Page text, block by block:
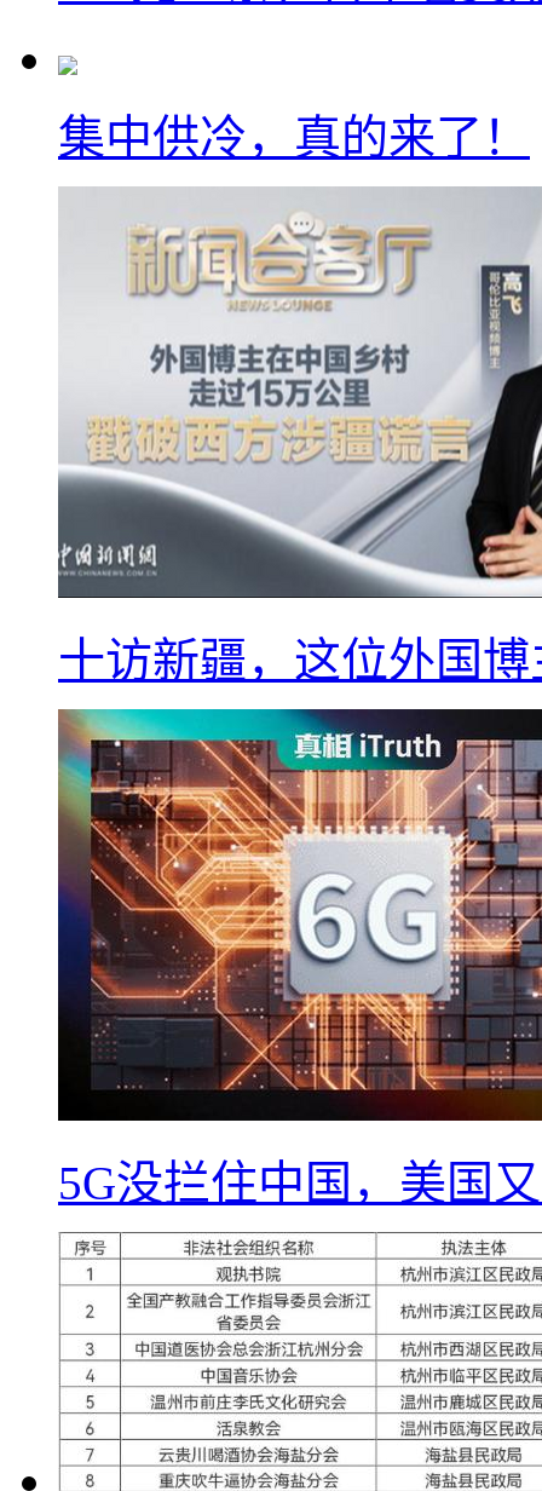
集中供冷，真的来了！
十访新疆，这位外国
5G没拦住中国，美国